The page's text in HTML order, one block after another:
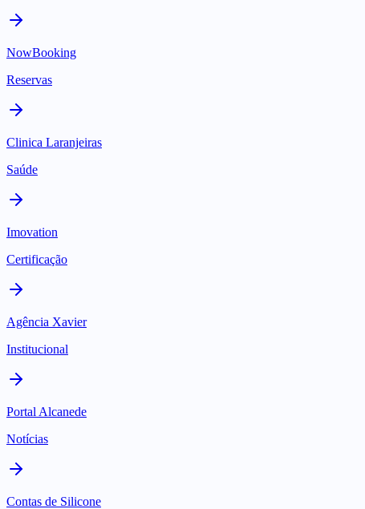
NowBooking
Reservas
Clinica Laranjeiras
Saúde
Imovation
Certificação
Agência Xavier
Institucional
Portal Alcanede
Notícias
Contas de Silicone